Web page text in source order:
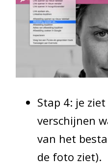
Stap 4: je
verschijnen
van het
de foto ziet).